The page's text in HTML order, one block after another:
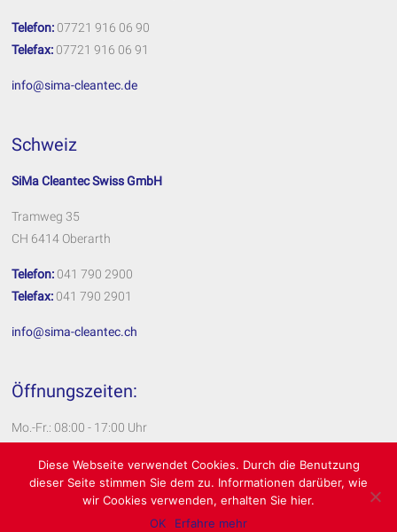
Telefon: 07721 916 06 90
Telefax: 07721 916 06 91
info@sima-cleantec.de
Schweiz
SiMa Cleantec Swiss GmbH
Tramweg 35
CH 6414 Oberarth
Telefon: 041 790 2900
Telefax: 041 790 2901
info@sima-cleantec.ch
Öffnungszeiten:
Mo.-Fr.: 08:00 - 17:00 Uhr
Impressum
Datenschutzerklärung
Diese Webseite verwendet Cookies. Durch die Benutzung
dieser Seite stimmen Sie dem zu. Informationen darüber, wie
wir Cookies verwenden, erhalten Sie hier.
OK
Erfahre mehr